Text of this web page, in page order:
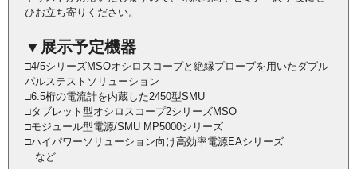
ひお立ち寄りください。
▼展示予定機器​
□4/5シリーズMSOオシロスコープと絶縁プローブを用いたダブル
パルステストソリューション
□6.5桁の電流計を内蔵した​2450型SMU
□タブレット型オシロスコープ2シリーズMSO
□モジュール型電源/SMU MP5000シリーズ
□ハイパワーソリューション向け高効率電源EAシリーズ
など